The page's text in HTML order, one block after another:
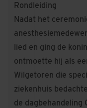
Rondleiding
Nadat het
lied en ging de
ontmoette hij als
Wilgetoren die
ziekenhuis
de dagbehandeling